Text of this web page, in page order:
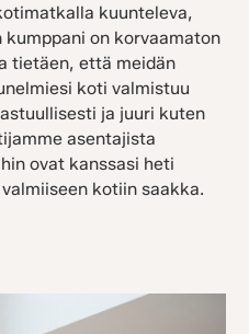
kuunteleva,
on korvaamaton
tietäen, että meidän
koti valmistuu
ja juuri kuten
asentajista
ovat kanssasi heti
kotiin saakka.